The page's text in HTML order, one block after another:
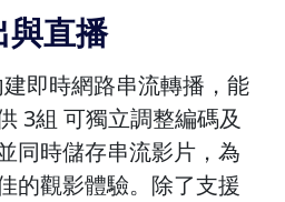
與直播
即時網路串流轉播，能
3組 可獨立調整編碼及
同時儲存串流影片，為
的觀影體驗。除了支援